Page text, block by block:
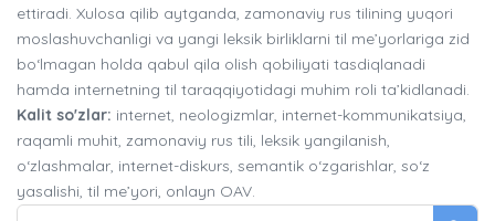
ettiradi. Xulosa qilib aytganda, zamonaviy rus tilining yuqori
moslashuvchanligi va yangi leksik birliklarni til me’yorlariga zid
bo‘lmagan holda qabul qila olish qobiliyati tasdiqlanadi
hamda internetning til taraqqiyotidagi muhim roli ta’kidlanadi.
Kalit so'zlar: internet, neologizmlar, internet-kommunikatsiya,
raqamli muhit, zamonaviy rus tili, leksik yangilanish,
o‘zlashmalar, internet-diskurs, semantik o‘zgarishlar, so‘z
yasalishi, til me’yori, onlayn OAV.